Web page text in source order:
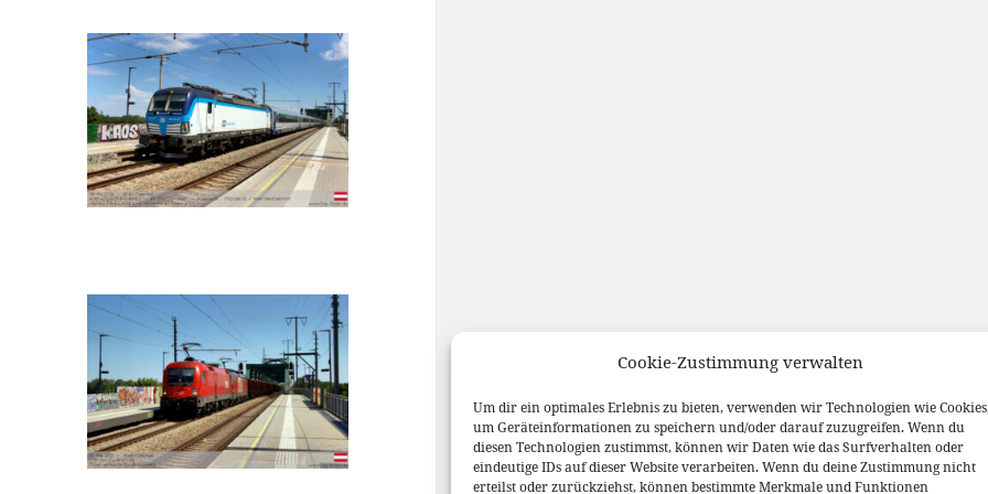
Cookie-Zustimmung verwalten
Um dir ein optimales Erlebnis zu bieten, verwenden wir Technologien wie
um Geräteinformationen zu speichern und/oder darauf zuzugreifen. Wenn du
diesen Technologien zustimmst, können wir Daten wie das Surfverhalten oder
eindeutige IDs auf dieser Website verarbeiten. Wenn du deine Zustimmung nicht
erteilst oder zurückziehst, können bestimmte Merkmale und Funktionen